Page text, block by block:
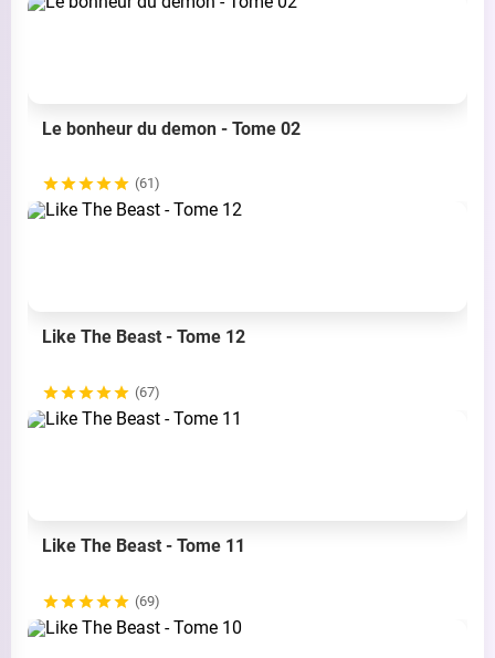
Le bonheur du demon - Tome 02
(61)
Like The Beast - Tome 12
(67)
Like The Beast - Tome 11
(69)